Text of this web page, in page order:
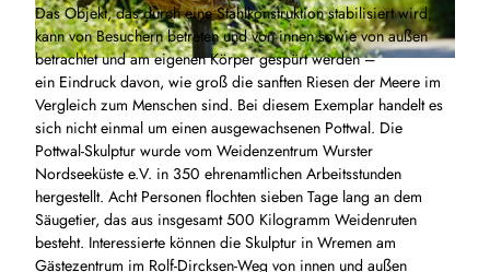
© Nationalpark-Haus Wurster Nordseeküste |CC-BY-SA
S
c
h
w
e
i
n
s
w
Das Objekt, das durch eine Stahlkonstruktion stabilisiert wird,
kann von Besuchern betreten und von innen sowie von außen
betrachtet und am eigenen Körper gespürt werden –
ein Eindruck davon, wie groß die sanften Riesen der Meere im
Vergleich zum Menschen sind. Bei diesem Exemplar handelt es
sich nicht einmal um einen ausgewachsenen Pottwal. Die
Pottwal-Skulptur wurde vom Weidenzentrum Wurster
Nordseeküste e.V. in 350 ehrenamtlichen Arbeitsstunden
hergestellt. Acht Personen flochten sieben Tage lang an dem
Säugetier, das aus insgesamt 500 Kilogramm Weidenruten
besteht. Interessierte können die Skulptur in Wremen am
Gästezentrum im Rolf-Dircksen-Weg von innen und außen